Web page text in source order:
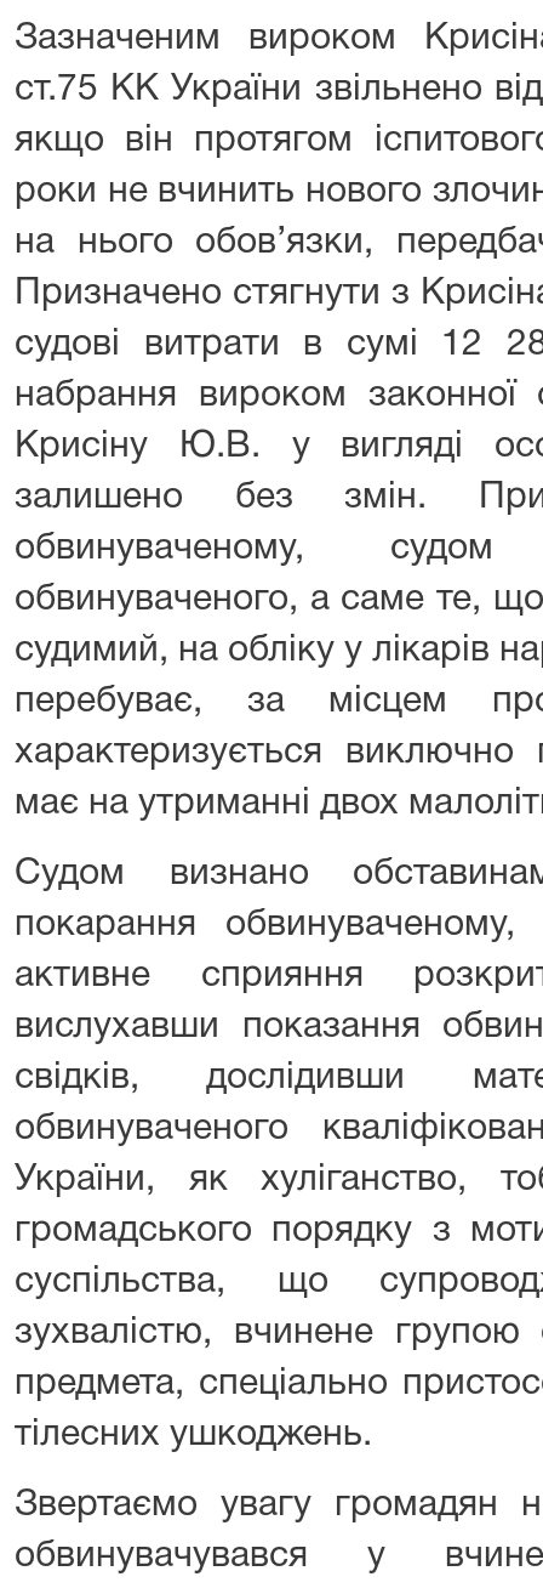
Зазначеним вироком
ст.75 КК України звільнено
якщо він протягом
роки не вчинить нового
на нього обов’язки,
Призначено стягнути з
судові витрати в сумі 12
набрання вироком законної
Крисіну Ю.В. у вигляді
залишено без змін.
обвинуваченому,
обвинуваченого, а саме те,
судимий, на обліку у лікарів
перебуває, за місцем
характеризується виключно
має на утриманні двох
Судом визнано
покарання
активне сприяння
вислухавши показання
свідків, дослідивши
обвинуваченого
України, як хуліганство,
громадського порядку з
суспільства, що
зухвалістю, вчинене групою
предмета, спеціально
тілесних ушкоджень.
Звертаємо увагу
обвинувачувався у